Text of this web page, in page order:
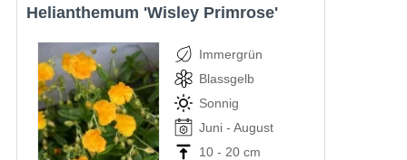
Helianthemum 'Wisley Primrose'
Immergrün
Blassgelb
Sonnig
Juni - August
10 - 20 cm